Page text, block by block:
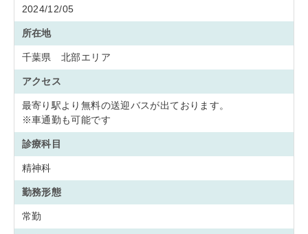
2024/12/05
所在地
千葉県 北部エリア
アクセス
最寄り駅より無料の送迎バスが出ております。
※車通勤も可能です
診療科目
精神科
勤務形態
常勤